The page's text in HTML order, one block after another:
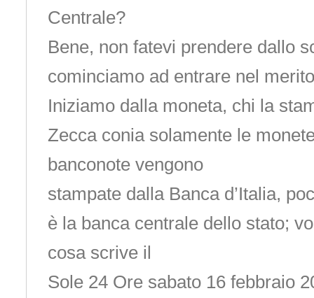
Centrale?
Bene, non fatevi prendere dallo
cominciamo ad entrare nel
Iniziamo dalla moneta, chi la
Zecca conia solamente le
banconote vengono
stampate dalla Banca d’Italia,
è la banca centrale dello stato;
cosa scrive il
Sole 24 Ore sabato 16 febbraio